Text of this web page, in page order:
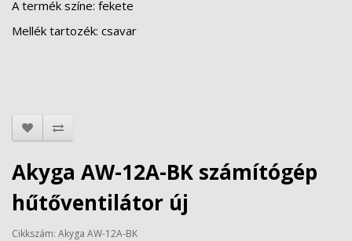
A termék színe: fekete
Mellék tartozék: csavar
Akyga AW-12A-BK számítógép
hűtőventilátor új
Cikkszám: Akyga AW-12A-BK